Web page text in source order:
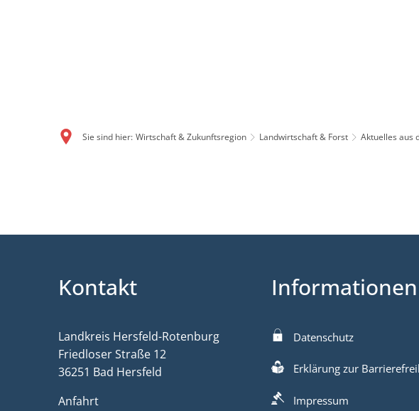
Sie sind hier: Wirtschaft & Zukunftsregion Landwirtschaft & Forst Aktuelles aus
Kontakt
Landkreis Hersfeld-Rotenburg
Friedloser Straße 12
36251 Bad Hersfeld
Anfahrt
Informationen
Datenschutz
Erklärung zur
Impressum